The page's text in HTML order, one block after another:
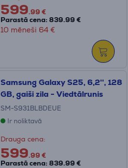
599.99 €
Parastā cena: 839.99 €
10 mēneši 64 €
Samsung Galaxy S25, 6,2'', 128
GB, gaiši zila - Viedtālrunis
SM-S931BLBDEUE
Ir noliktavā
Drauga cena:
599.99 €
Parastā cena: 839.99 €